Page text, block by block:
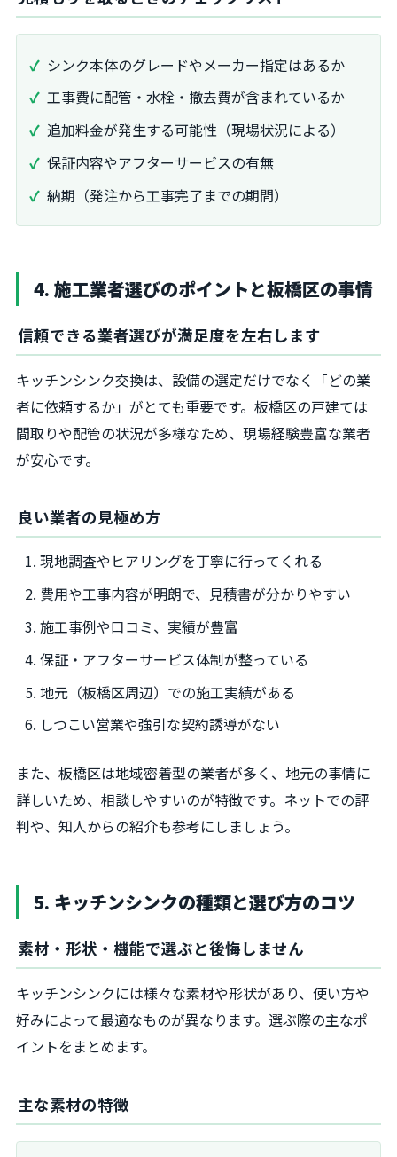
シンク本体のグレードやメーカー指定はあるか
工事費に配管・水栓・撤去費が含まれているか
追加料金が発生する可能性（現場状況による）
保証内容やアフターサービスの有無
納期（発注から工事完了までの期間）
4. 施工業者選びのポイントと板橋区の事情
信頼できる業者選びが満足度を左右します
キッチンシンク交換は、設備の選定だけでなく「どの業
者に依頼するか」がとても重要です。板橋区の戸建ては
間取りや配管の状況が多様なため、現場経験豊富な業者
が安心です。
良い業者の見極め方
現地調査やヒアリングを丁寧に行ってくれる
費用や工事内容が明朗で、見積書が分かりやすい
施工事例や口コミ、実績が豊富
保証・アフターサービス体制が整っている
地元（板橋区周辺）での施工実績がある
しつこい営業や強引な契約誘導がない
また、板橋区は地域密着型の業者が多く、地元の事情に
詳しいため、相談しやすいのが特徴です。ネットでの評
判や、知人からの紹介も参考にしましょう。
5. キッチンシンクの種類と選び方のコツ
素材・形状・機能で選ぶと後悔しません
キッチンシンクには様々な素材や形状があり、使い方や
好みによって最適なものが異なります。選ぶ際の主なポ
イントをまとめます。
主な素材の特徴